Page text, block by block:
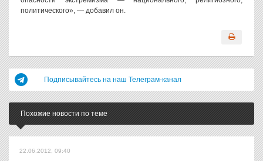
политического», — добавил он.
Подписывайтесь на наш Телеграм-канал
Похожие новости по теме
22.06.2012, 09:40